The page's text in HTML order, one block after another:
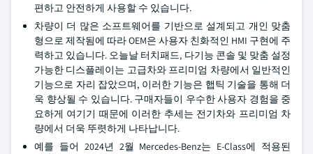
편하고 안전하게 사용할 수 있습니다.
차량이 더 많은 소프트웨어를 기반으로 설계되고 개인 맞춤
형으로 제작됨에 따라 OEM은 사용자 친화적인 HMI 구현에 주
력하고 있습니다. 오늘날 터치패드, 다기능 콘솔 및 맞춤 설정
가능한 디스플레이는 고급차와 프리미엄 차량에서 일반적인
기능으로 자리 잡았으며, 이러한 기능은 햅틱 기술을 통해 더
욱 향상될 수 있습니다. 구매자들이 우수한 사용자 경험을 중
요하게 여기기 때문에 이러한 추세는 전기차와 프리미엄 차
량에서 더욱 뚜렷하게 나타납니다.
예를 들어 2024년 2월 Mercedes-Benz는 E-Class에 적용된